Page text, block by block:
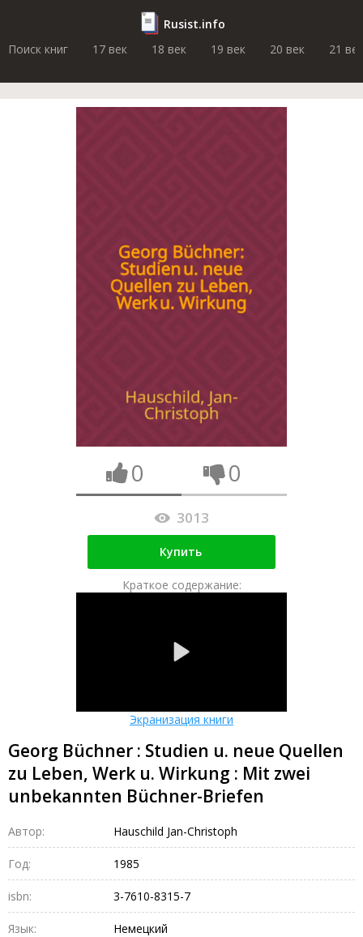
Rusist.info
Поиск книг
17 век 18 век 19 век 20 век 21 век
0 0
3013
Купить
Краткое содержание:
Экранизация книги
Georg Büchner : Studien u. neue Quellen
zu Leben, Werk u. Wirkung : Mit zwei
unbekannten Büchner-Briefen
Автор: Hauschild Jan-Christoph
Год: 1985
isbn: 3-7610-8315-7
Язык: Немецкий